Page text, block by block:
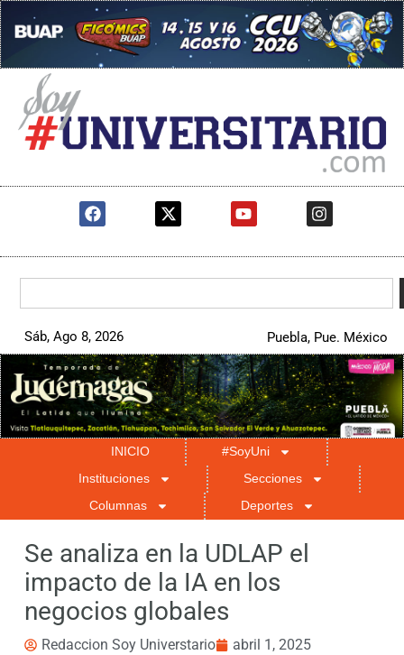
Sáb, Ago 8, 2026 Puebla, Pue. México
INICIO
#SoyUni
Instituciones
Secciones
Columnas
Deportes
Se analiza en la UDLAP el
impacto de la IA en los
negocios globales
Redaccion Soy Universtario abril 1, 2025